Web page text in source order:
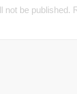
not be published.